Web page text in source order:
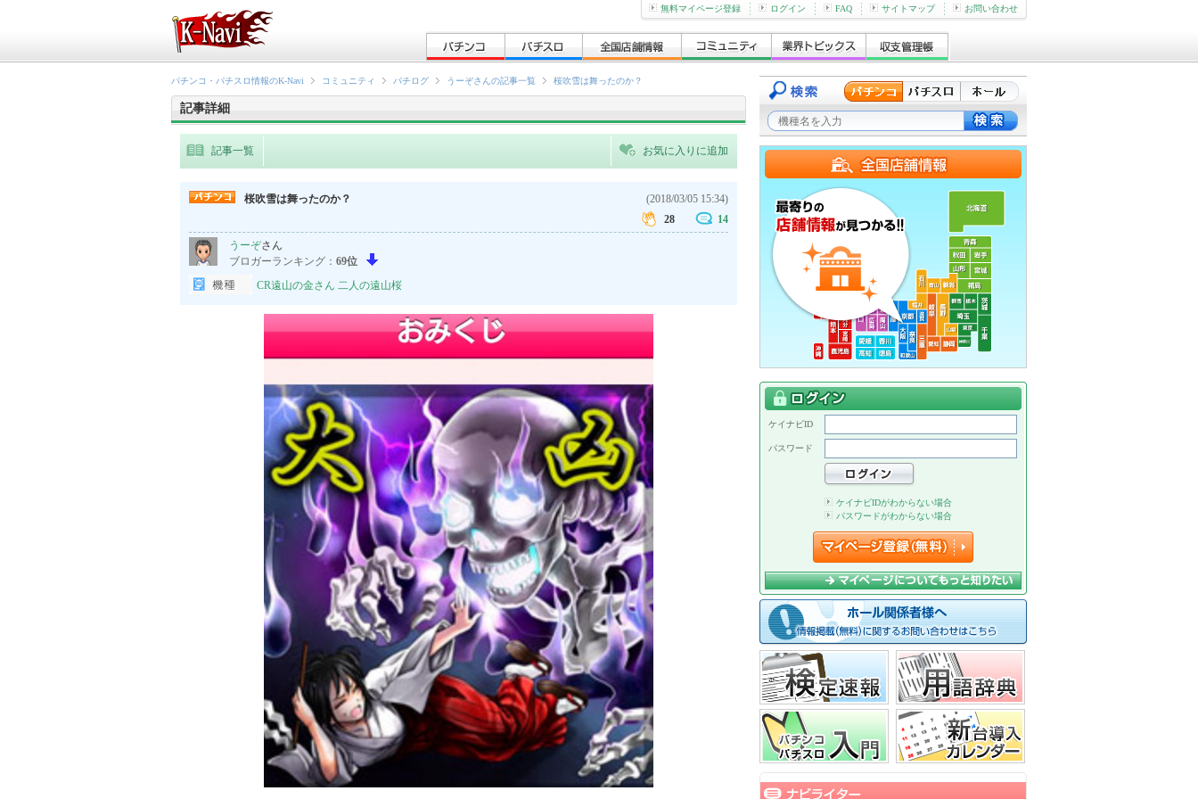
無料マイページ登録 ログイン FAQ サイトマップ お問い合わせ
パチンコ・パチスロ情報のK-Navi コミュニティ パチログ うーぞさんの記事一覧 桜吹雪は舞ったのか？
記事詳細
記事一覧 お気に入りに追加
桜吹雪は舞ったのか？
(2018/03/05 15:34)
28
14
うーぞさん
ブロガーランキング： 69位
CR遠山の金さん 二人の遠山桜
ケイナビID
パスワード
ケイナビIDがわからない場合
パスワードがわからない場合